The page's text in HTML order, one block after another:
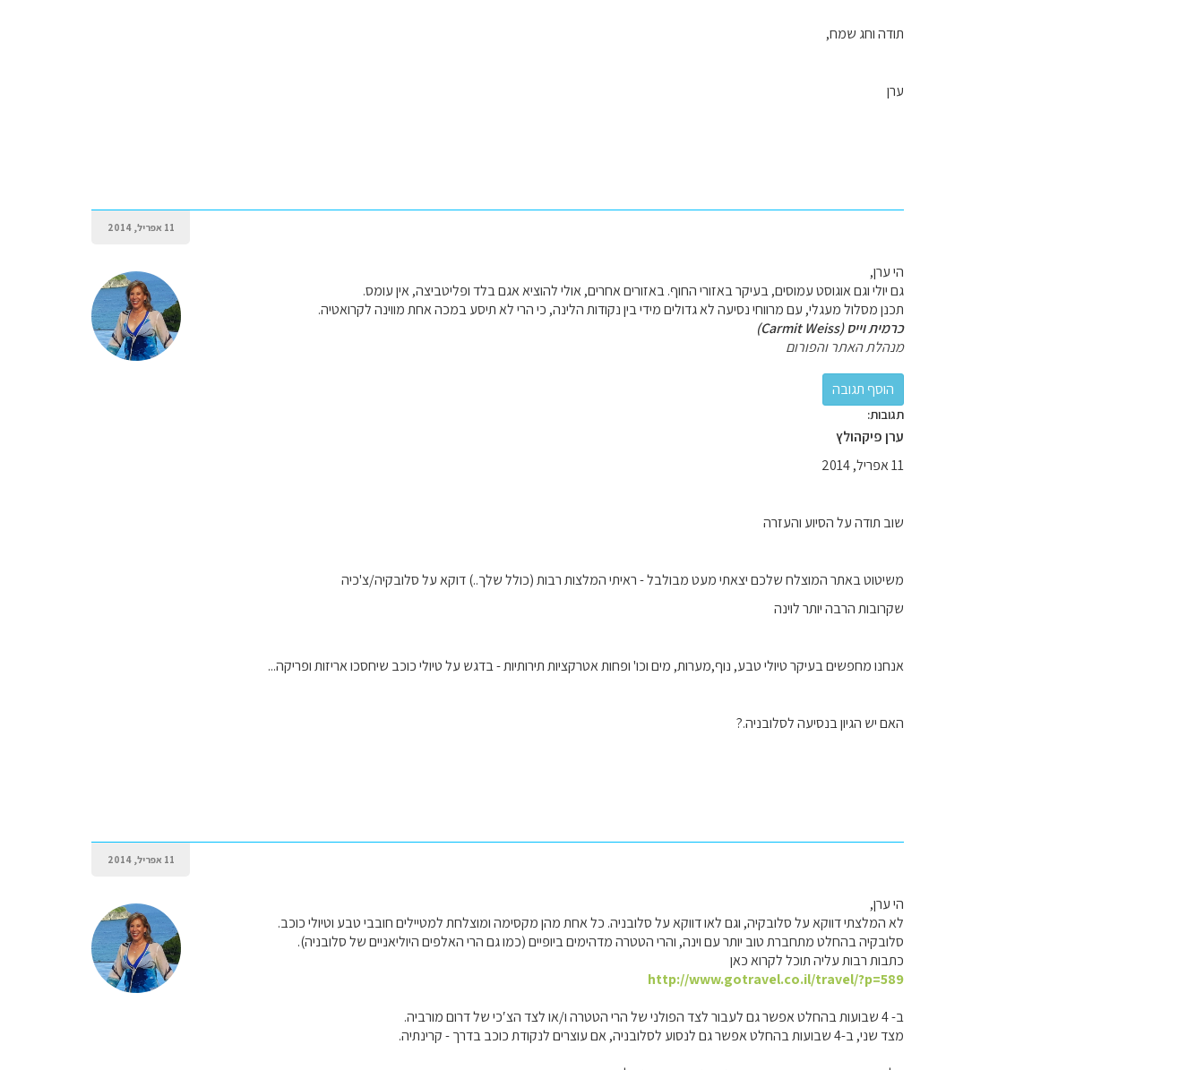
תודה וחג שמח,
ערן
11 אפריל, 2014
הי ערן,
גם יולי וגם אוגוסט עמוסים, בעיקר באזורי החוף. באזורים אחרים, אולי להוציא אגם בלד ופליטביצה, אין עומס.
תכנן מסלול מעגלי, עם מרווחי נסיעה לא גדולים מידי בין נקודות הלינה, כי הרי לא תיסע במכה אחת מווינה לקרואטיה.
כרמית וייס (Carmit Weiss)
מנהלת האתר והפורום
תגובות:
ערן פיקהולץ
11 אפריל, 2014
שוב תודה על הסיוע והעזרה
משיטוט באתר המוצלח שלכם יצאתי מעט מבולבל - ראיתי המלצות רבות (כולל שלך..) דוקא על סלובקיה/צ'כיה
שקרובות הרבה יותר לוינה
אנחנו מחפשים בעיקר טיולי טבע, נוף,מערות, מים וכו' ופחות אטרקציות תירותיות - בדגש על טיולי כוכב שיחסכו אריזות ופריקה...
האם יש הגיון בנסיעה לסלובניה.?
11 אפריל, 2014
הי ערן,
לא המלצתי דווקא על סלובקיה, וגם לאו דווקא על סלובניה. כל אחת מהן מקסימה ומוצלחת למטיילים חובבי טבע וטיולי כוכב.
סלובקיה בהחלט מתחברת טוב יותר עם וינה, והרי הטטרה מדהימים ביופיים (כמו גם הרי האלפים היוליאניים של סלובניה).
כתבות רבות עליה תוכל לקרוא כאן
http://www.gotravel.co.il/travel/?p=589
ב- 4 שבועות בהחלט אפשר גם לעבור לצד הפולני של הרי הטטרה ו/או לצד הצ′כי של דרום מורביה.
מצד שני, ב-4 שבועות בהחלט אפשר גם לנסוע לסלובניה, אם עוצרים לנקודת כוכב בדרך - קרינתיה.